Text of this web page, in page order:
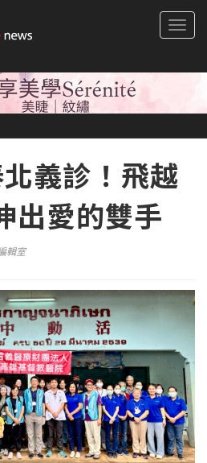
義診！飛越
出愛的雙手
輯室